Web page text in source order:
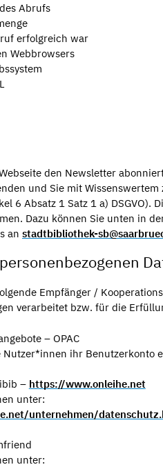
Abrufs
erfolgreich war
Webbrowsers
den Newsletter
und Sie mit
6 Absatz 1 Satz 1 a)
Dazu können Sie unten in
an stadtbibliothek-
Empfänger /
verarbeitet bzw. für die
– OPAC
Nutzer*innen ihr Benutzerkonto
– https://www.onleihe.net
unter:
unternehmen/
unter: